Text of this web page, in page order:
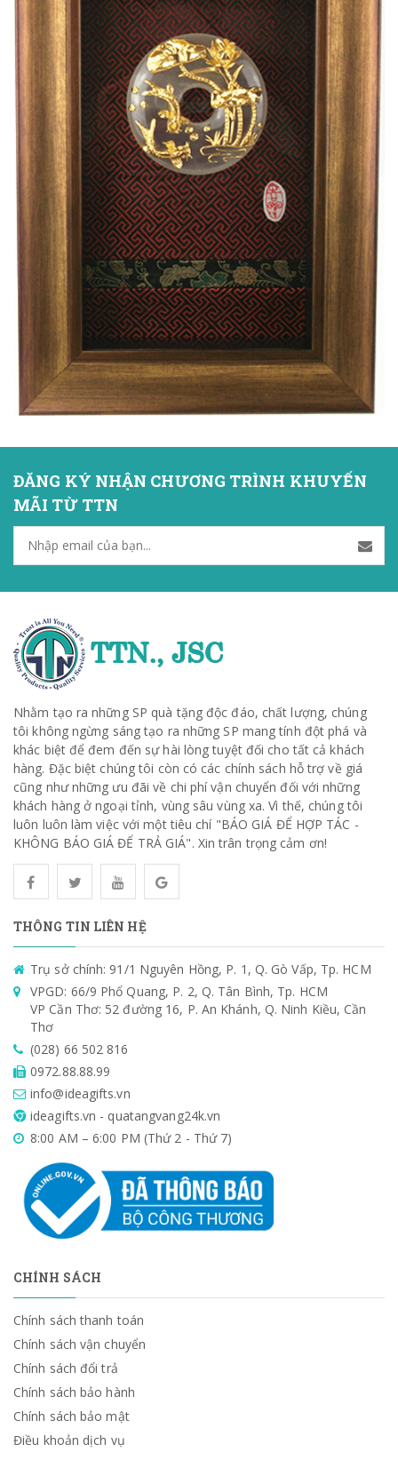
ĐĂNG KÝ NHẬN CHƯƠNG TRÌNH KHUYẾN
MÃI TỪ TTN
Nhằm tạo ra những SP quà tặng độc đáo, chất lượng, chúng
tôi không ngừng sáng tạo ra những SP mang tính đột phá và
khác biệt để đem đến sự hài lòng tuyệt đối cho tất cả khách
hàng. Đặc biệt chúng tôi còn có các chính sách hỗ trợ về giá
cũng như những ưu đãi về chi phí vận chuyển đối với những
khách hàng ở ngoại tỉnh, vùng sâu vùng xa. Vì thế, chúng tôi
luôn luôn làm việc với một tiêu chí "BÁO GIÁ ĐỂ HỢP TÁC -
KHÔNG BÁO GIÁ ĐỂ TRẢ GIÁ". Xin trân trọng cảm ơn!
THÔNG TIN LIÊN HỆ
Trụ sở chính: 91/1 Nguyên Hồng, P. 1, Q. Gò Vấp, Tp. HCM
VPGD: 66/9 Phổ Quang, P. 2, Q. Tân Bình, Tp. HCM
VP Cần Thơ: 52 đường 16, P. An Khánh, Q. Ninh Kiều, Cần
Thơ
(028) 66 502 816
0972.88.88.99
info@ideagifts.vn
ideagifts.vn - quatangvang24k.vn
8:00 AM – 6:00 PM (Thứ 2 - Thứ 7)
CHÍNH SÁCH
Chính sách thanh toán
Chính sách vận chuyển
Chính sách đổi trả
Chính sách bảo hành
Chính sách bảo mật
Điều khoản dịch vụ